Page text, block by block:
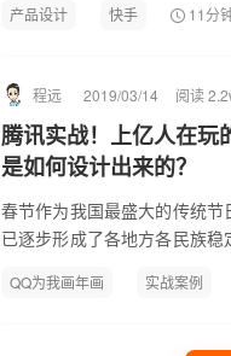
节活动背后的...
产品设计 快手 11分
程远 2019/03/14 阅读
腾讯实战！上亿人在玩
是如何设计出来的？
春节作为我国最盛大的传统节
已逐步形成了各地方各民族
视觉化。「家」文化...
QQ为我画年画 实战案例